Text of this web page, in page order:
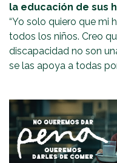
la educación de sus
“Yo solo quiero que mi
todos los niños. Creo
discapacidad no son
se las apoya a todas